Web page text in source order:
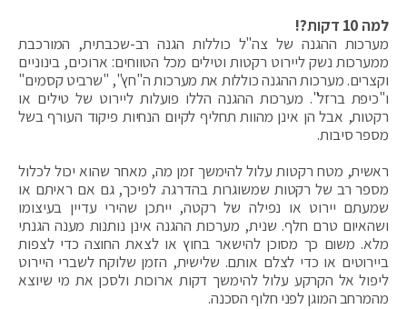
למה 10 דקות?!
מערכות ההגנה של צה"ל כוללות הגנה רב-שכבתית, המורכבת
ממערכות נשק ליירוט רקטות וטילים מכל הטווחים: ארוכים, בינוניים
וקצרים. מערכות ההגנה כוללות את מערכות ה"חץ", "שרביט קסמים"
ו"כיפת ברזל". מערכות ההגנה הללו פועלות ליירוט של טילים או
רקטות, אבל הן אינן מהוות תחליף לקיום הנחיות פיקוד העורף בשל
מספר סיבות.
ראשית, מטח רקטות עלול להימשך זמן מה, מאחר שהוא יכול לכלול
מספר רב של רקטות שמשוגרות בהדרגה. לפיכך, גם אם ראיתם או
שמעתם יירוט או נפילה של רקטה, ייתכן שהירי עדיין בעיצומו
ושהאיום טרם חלף. שנית, מערכות ההגנה אינן נותנות מענה הגנתי
מלא. משום כך מסוכן להישאר בחוץ או לצאת החוצה כדי לצפות
ביירוטים או כדי לצלם אותם. שלישית, הזמן שלוקח לשברי היירוט
ליפול אל הקרקע עלול להימשך דקות ארוכות ולסכן את מי שיוצא
מהמרחב המוגן לפני חלוף הסכנה.